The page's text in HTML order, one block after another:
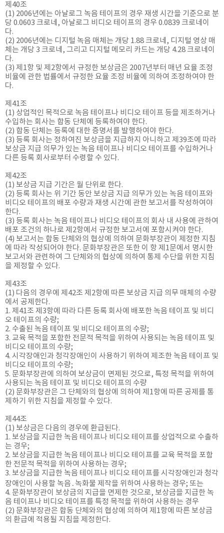
제40조
(1) 2006년에는 아날로그 녹음 테이프의 경우 재생 시간을 기준으로 분
당 0.0603 크로네, 아날로그 비디오 테이프의 경우 0.0839 크로네이
다.
(2) 2006년에는 디지털 녹음 매체는 개당 1.88 크로네, 디지털 영상 매
체는 개당 3 크로네, 그리고 디지털 메모리 카드는 개당 4.28 크로네이
다.
(3) 제1항 및 제2항에서 규정한 보상금은 2007년부터 매년 요율 조정
비율에 관한 법률에서 규정한 요율 조정 비율에 의하여 조정하여야 한
다.
제41조
(1) 상업적인 목적으로 녹음 테이프나 비디오 테이프 등을 제조하거나
수입하는 회사는 합동 단체에 등록하여야 한다.
(2) 합동 단체는 등록에 대한 증명서를 발행하여야 한다.
(3) 등록 회사는 정하여진 보상금을 지급하지 아니하고 제39조에 따라
보상금 지급 의무가 있는 녹음 테이프나 비디오 테이프를 수입하거나
다른 등록 회사로부터 수령할 수 있다.
제42조
(1) 보상금 지급 기간은 월 단위로 한다.
(2) 등록 회사는 위 기간 동안 보상금 지급 의무가 있는 녹음 테이프와
비디오 테이프의 배포 수량과 재생 시간에 관한 보고서를 작성하여야
한다.
(3) 등록 회사는 녹음 테이프나 비디오 테이프의 회사 내 사용에 관하여
배포 조건의 하나로 제2항에서 규정한 보고서에 포함시켜야 한다.
(4) 보고서는 합동 단체와의 협상에 의하여 문화부장관이 제정한 지침
에 따라 작성되어야 한다. 문화부장관은 또한 이 항 제1문에서 명시한
보고서와 관련하여 그 단체와의 협상에 의하여 통제 수단을 위한 지침
을 제정할 수 있다.
제43조
(1) 다음의 경우에 제42조 제2항에 따른 보상금 지급 의무 매체의 수량
에서 공제한다.
1. 제41조 제3항에 따라 다른 등록 회사에 배포한 녹음 테이프 및 비디
오 테이프의 수량;
2. 수출된 녹음 테이프 및 비디오 테이프의 수량;
3. 교육 목적을 포함한 전문적 목적을 위하여 사용되는 녹음 테이프 및
비디오 테이프의 수량;
4. 시각장애인과 청각장애인이 사용하기 위하여 제조한 녹음 테이프 및
비디오 테이프의 수량;
5. 문화부장관에 의하여 보상금이 면제된 것으로, 특정 목적을 위하여
사용되는 녹음 테이프 및 비디오 테이프의 수량
(2) 문화부장관은 그 단체와의 협상에 의하여 제1항에 따른 공제를 통
제하기 위한 지침을 제정할 수 있다.
제44조
(1) 보상금은 다음의 경우에 환급된다.
1. 보상금을 지급한 녹음 테이프나 비디오 테이프를 상업적으로 수출하
는 경우;
2. 보상금을 지급한 녹음 테이프나 비디오 테이프를 교육 목적을 포함
한 전문적 목적을 위하여 사용하는 경우;
3. 보상금을 지급한 녹음 테이프나 비디오 테이프를 시각장애인과 청각
장애인이 사용할 녹음․녹화물 제작을 위하여 사용하는 경우; 또는
4. 문화부장관이 보상금의 지급을 면제한 것으로, 보상금을 지급한 녹
음 테이프나 비디오 테이프를 특정 목적을 위하여 사용하는 경우
(2) 문화부장관은 합동 단체와의 협상에 의하여 제1항에 따른 보상금
의 환급에 적용될 지침을 제정한다.